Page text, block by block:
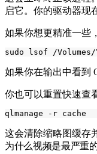
启它。你的驱动器现
如果你想更精准一些
sudo lsof /Volumes/
如果你在输出中看到
你也可以重置快速查
这会清除缩略图缓存
为什么视频是最严重